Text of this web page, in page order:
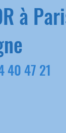
à
40 47 21